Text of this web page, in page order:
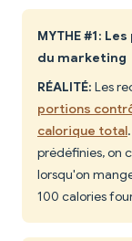
MYTHE #1:
du marketing
RÉALITÉ: Les
portions
calorique total
prédéfinies, on
lorsqu'on
100 calories